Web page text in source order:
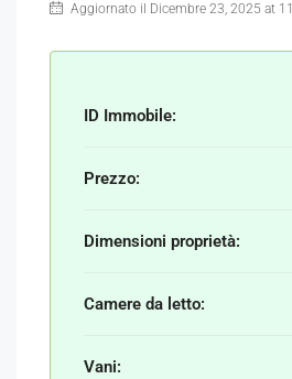
Aggiornato il Dicembre 23, 2025 at
ID Immobile:
Prezzo:
Dimensioni proprietà:
Camere da letto:
Vani: